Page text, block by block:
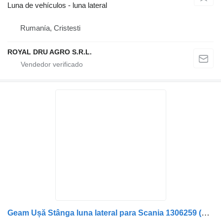
Luna de vehículos - luna lateral
Rumanía, Cristesti
ROYAL DRU AGRO S.R.L.
Geam Ușă Stânga luna lateral para Scania 1306259 (19) camión